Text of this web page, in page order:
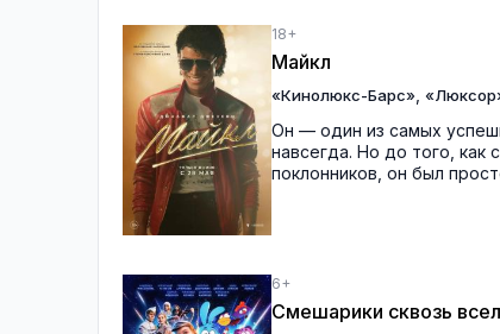
18+
Майкл
«Кинолюкс-Барс»
Он — один из самых
навсегда. Но до того,
поклонников, он был
6+
Смешарики сквозь